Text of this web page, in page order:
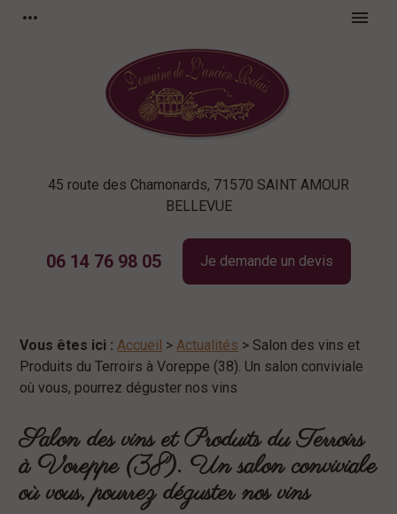
more_horiz menu
45 route des Chamonards, 71570 SAINT AMOUR
BELLEVUE
06 14 76 98 05 Je demande un devis
Vous êtes ici : Accueil >Actualités > Salon des vins et
Produits du Terroirs à Voreppe (38). Un salon conviviale
où vous, pourrez déguster nos vins
Salon des vins et Produits du Terroirs
à Voreppe (38). Un salon conviviale
où vous, pourrez déguster nos vins